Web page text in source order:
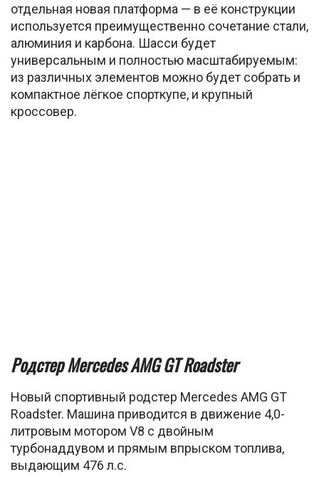
отдельная новая платформа — в её конструкции
используется преимущественно сочетание стали,
алюминия и карбона. Шасси будет
универсальным и полностью масштабируемым:
из различных элементов можно будет собрать и
компактное лёгкое спорткупе, и крупный
кроссовер.
Родстер Mercedes AMG GT Roadster
Новый спортивный родстер Mercedes AMG GT
Roadster. Машина приводится в движение 4,0-
литровым мотором V8 с двойным
турбонаддувом и прямым впрыском топлива,
выдающим 476 л.с.